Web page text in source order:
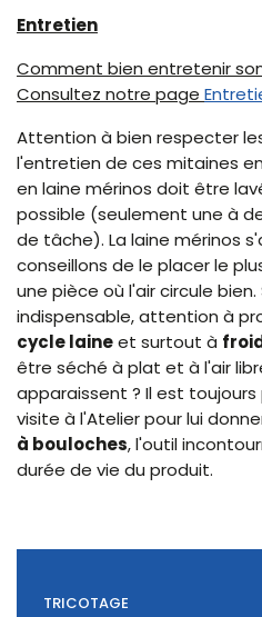
Entretien
Comment bien entretenir
Consultez notre page
Attention à bien respecter
l'entretien de ces mitaines
en laine mérinos doit être
possible (seulement une à
de tâche). La laine mérinos
conseillons de le placer le
une pièce où l'air circule
indispensable, attention à
cycle laineet surtout à
être séché à plat et à l'air
apparaissent ? Il est
visite à l'Atelier pour lui
à bouloches, l'outil
durée de vie du produit.
TRICOTAGE